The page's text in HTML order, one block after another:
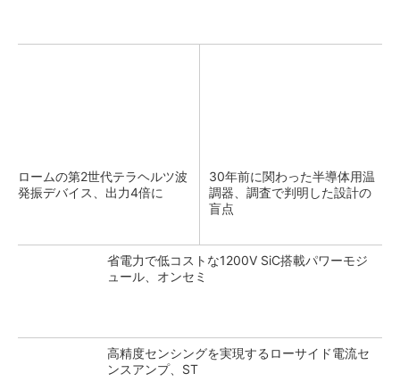
ロームの第2世代テラヘルツ波
発振デバイス、出力4倍に
30年前に関わった半導体用温
調器、調査で判明した設計の
盲点
省電力で低コストな1200V SiC搭載パワーモジ
ュール、オンセミ
高精度センシングを実現するローサイド電流セ
ンスアンプ、ST